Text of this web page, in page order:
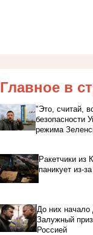
Главное в
"Это, считай,
безопасности
режима
Ракетчики из
паникует из-
До них начало
Залужный
Россией